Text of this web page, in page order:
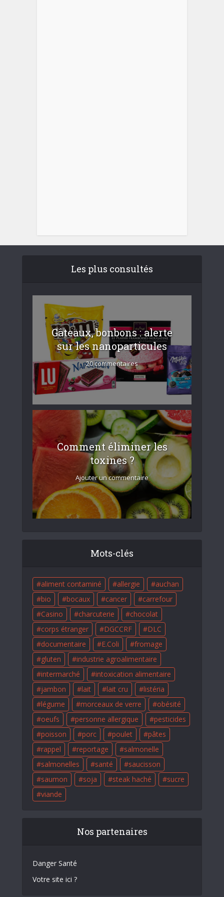
Les plus consultés
Gâteaux, bonbons : alerte
sur les nanoparticules
20 commentaires
Comment éliminer les
toxines ?
Ajouter un commentaire
Mots-clés
aliment contaminé allergie
auchan
bio
bocaux cancer
carrefour
Casino
charcuterie
chocolat
corps étranger
DGCCRF
DLC
documentaire
E.Coli
fromage
gluten
industrie agroalimentaire
intermarché
intoxication alimentaire
jambon
lait lait cru
listéria
légume
morceaux de verre
obésité
oeufs
personne allergique
pesticides
poisson
porc poulet
pâtes
rappel
reportage
salmonelle
salmonelles
santé
saucisson
saumon
soja steak haché
sucre
viande
Nos partenaires
Danger Santé
Votre site ici ?